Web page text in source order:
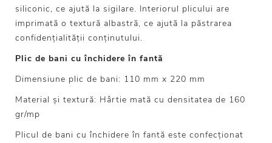
siliconic, ce ajută la sigilare. Interiorul plicului are
imprimată o textură albastră, ce ajută la păstrarea
confidențialității conținutului.
Plic de bani cu închidere în fantă
Dimensiune plic de bani: 110 mm x 220 mm
Material și textură: Hârtie mată cu densitatea de 160
gr/mp
Plicul de bani cu închidere în fantă este confecționat